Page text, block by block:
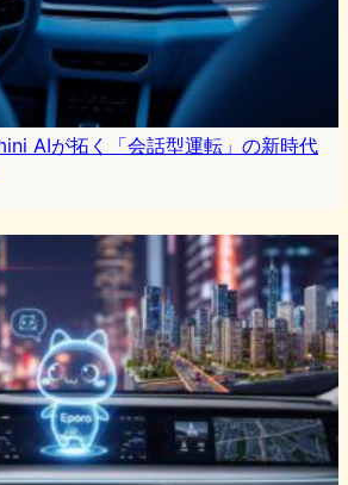
AIが拓く「会話型運転」の新時代